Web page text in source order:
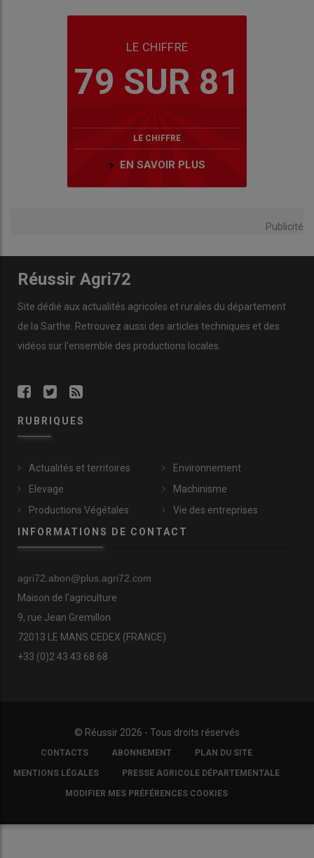
LE CHIFFRE
79 SUR 81
LE CHIFFRE
EN SAVOIR PLUS
Publicité
Réussir Agri72
Site dédié aux actualités agricoles et rurales du département
de la Sarthe. Retrouvez aussi des articles techniques et des
vidéos sur l’ensemble des productions locales.
RUBRIQUES
Actualités et territoires
Elevage
Productions Végétales
Environnement
Machinisme
Vie des entreprises
INFORMATIONS DE CONTACT
agri72.abon@plus.agri72.com
Maison de l'agriculture
9, rue Jean Gremillon
72013 LE MANS CEDEX (FRANCE)
+33 (0)2 43 43 68 68
© Réussir 2026 - Tous droits réservés
FOOTER
COPYRIGHT
CONTACTS ABONNEMENT PLAN DU SITE
MENTIONS LÉGALES PRESSE AGRICOLE DÉPARTEMENTALE
MODIFIER MES PRÉFÉRENCES COOKIES